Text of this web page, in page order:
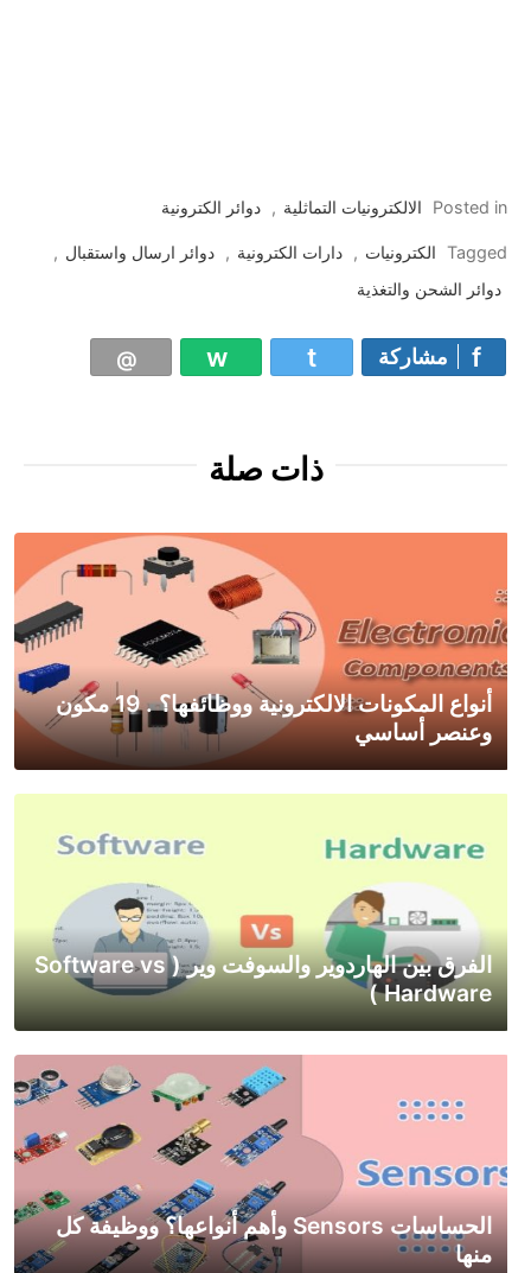
Posted in الالكترونيات التماثلية , دوائر الكترونية
Tagged الكترونيات , دارات الكترونية , دوائر ارسال واستقبال ,
دوائر الشحن والتغذية
مشاركة
ذات صلة
أنواع المكونات الالكترونية ووظائفها؟ . 19 مكون
وعنصر أساسي
الفرق بين الهاردوير والسوفت وير ( Software vs
Hardware )
الحساسات Sensors وأهم أنواعها؟ ووظيفة كل
منها